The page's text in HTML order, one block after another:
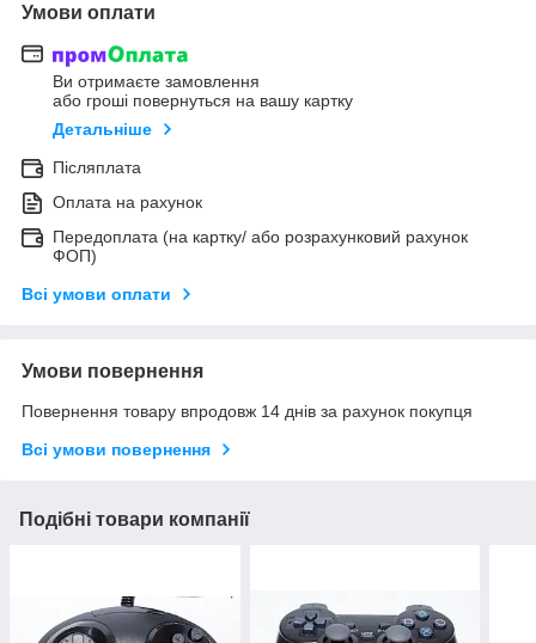
Умови оплати
Ви отримаєте замовлення
або гроші повернуться на вашу картку
Детальніше
Післяплата
Оплата на рахунок
Передоплата (на картку/ або розрахунковий рахунок
ФОП)
Всі умови оплати
Умови повернення
Повернення товару впродовж 14 днів за рахунок покупця
Всі умови повернення
Подібні товари компанії